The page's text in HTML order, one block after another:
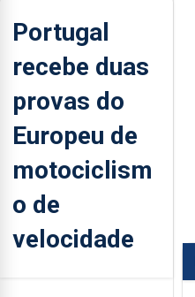
Portugal
recebe duas
provas do
Europeu de
motociclism
o de
velocidade